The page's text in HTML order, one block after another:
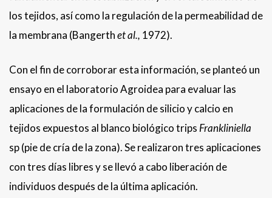
los tejidos, así como la regulación de la permeabilidad de
la membrana (Bangerthet al., 1972).
Con el fin de corroborar esta información, se planteó un
ensayo en el laboratorio Agroidea para evaluar las
aplicaciones de la formulación de silicio y calcio en
tejidos expuestos al blanco biológico trips Frankliniella
sp(pie de cría de la zona). Se realizaron tres aplicaciones
con tres días libres y se llevó a cabo liberación de
individuos después de la última aplicación.